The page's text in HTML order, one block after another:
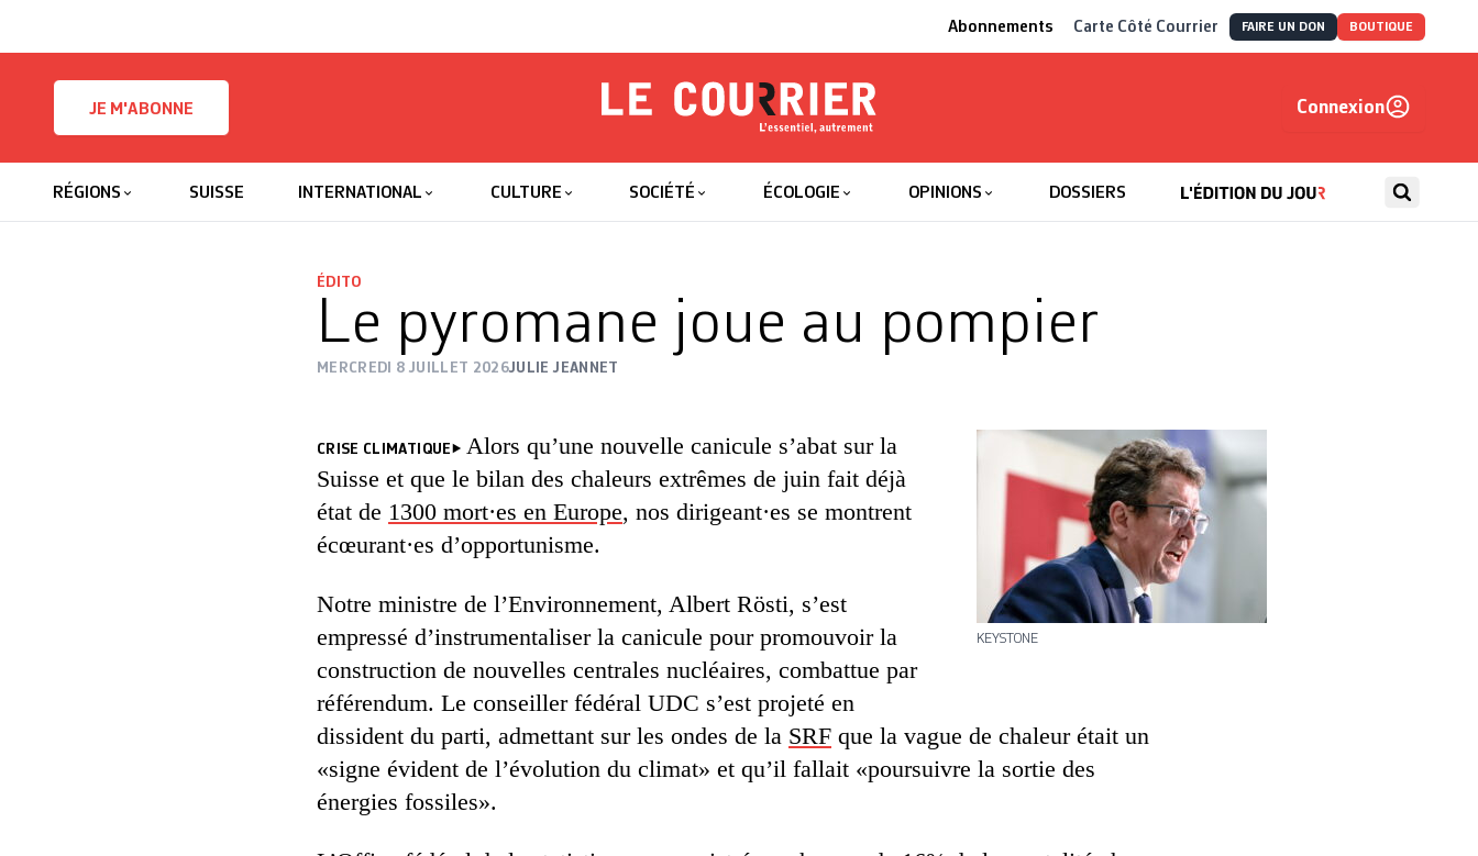
Abonnements Carte Côté Courrier FAIRE UN DON BOUTIQUE
JE M'ABONNE
Le Courrier
Connexion
RÉGIONS SUISSE INTERNATIONAL CULTURE SOCIÉTÉ ÉCOLOGIE OPINIONS DOSSIERS
ÉDITO
Le pyromane joue au pompier
MERCREDI 8 JUILLET 2026JULIE JEANNET
KEYSTONE
CRISE CLIMATIQUE
Alors qu’une nouvelle canicule s’abat sur la
Suisse et que le bilan des chaleurs extrêmes de juin fait déjà
état de 1300 mort·es en Europe, nos dirigeant·es se montrent
écœurant·es d’opportunisme.
Notre ministre de l’Environnement, Albert Rösti, s’est
empressé d’instrumentaliser la canicule pour promouvoir la
construction de nouvelles centrales nucléaires, combattue par
référendum. Le conseiller fédéral UDC s’est projeté en
dissident du parti, admettant sur les ondes de la SRF que la vague de chaleur était un
«signe évident de l’évolution du climat» et qu’il fallait «poursuivre la sortie des
énergies fossiles».